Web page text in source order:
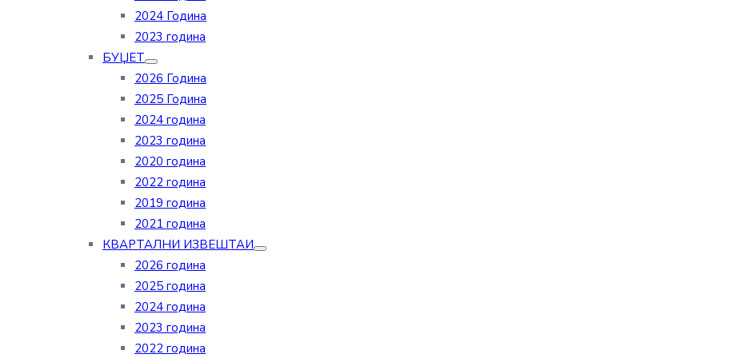
2024 Година
2023 година
БУЏЕТ
2026 Година
2025 Година
2024 година
2023 година
2020 година
2022 година
2019 година
2021 година
КВАРТАЛНИ ИЗВЕШТАИ
2026 година
2025 година
2024 година
2023 година
2022 година